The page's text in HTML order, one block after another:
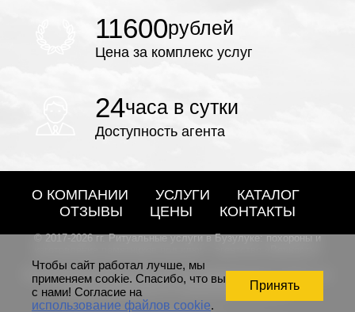
11600рублей
Цена за комплекс услуг
24часа в сутки
Доступность агента
О КОМПАНИИ УСЛУГИ
КАТАЛОГ
ОТЗЫВЫ
ЦЕНЫ КОНТАКТЫ
© 2017-2026 гг. Ритуальные услуги в Бузулуке: похороны и
Внимание! Представленная информация и цены на
сайте не являются публичной офертой
Чтобы сайт работал лучше, мы
применяем cookie. Спасибо, что вы
с нами! Согласие на
использование файлов cookie.
Принять